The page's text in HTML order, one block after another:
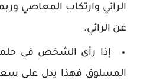
الرائي وارتكاب المعاصي
عن الرائي.
إذا رأى الشخص في
المسلوق فهذا يدل على سعة